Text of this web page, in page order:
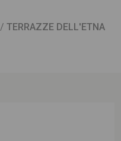
/TERRAZZE DELL'ETNA